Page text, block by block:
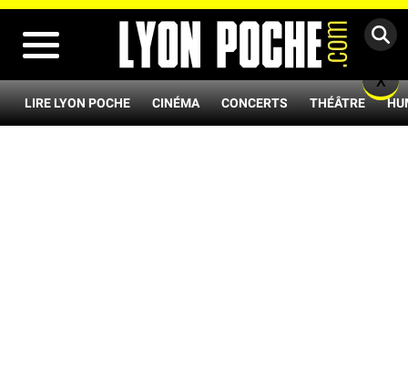
LIRE LYON POCHE CINÉMA CONCERTS THÉÂTRE
X